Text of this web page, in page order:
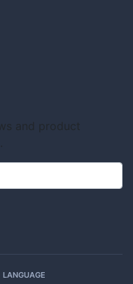
and product
LANGUAGE